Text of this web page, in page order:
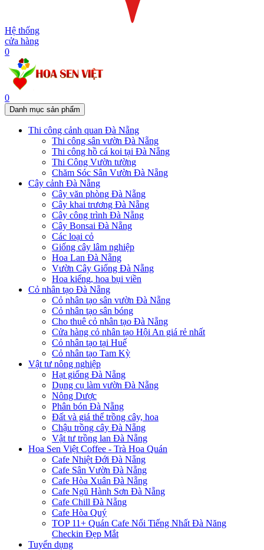
Hệ thống
cửa hàng
0
0
Danh mục sản phẩm
Thi công cảnh quan Đà Nẵng
Thi công sân vườn Đà Nẵng
Thi công hồ cá koi tại Đà Nẵng
Thi Công Vườn tường
Chăm Sóc Sân Vườn Đà Nẵng
Cây cảnh Đà Nẵng
Cây văn phòng Đà Nẵng
Cây khai trương Đà Nẵng
Cây công trình Đà Nẵng
Cây Bonsai Đà Nẵng
Các loại cỏ
Giống cây lâm nghiệp
Hoa Lan Đà Nẵng
Vườn Cây Giống Đà Nẵng
Hoa kiểng, hoa bụi viền
Cỏ nhân tạo Đà Nẵng
Cỏ nhân tạo sân vườn Đà Nẵng
Cỏ nhân tạo sân bóng
Cho thuê cỏ nhân tạo Đà Nẵng
Cửa hàng cỏ nhân tạo Hội An giá rẻ nhất
Cỏ nhân tạo tại Huế
Cỏ nhân tạo Tam Kỳ
Vật tư nông nghiệp
Hạt giống Đà Nẵng
Dụng cụ làm vườn Đà Nẵng
Nông Dược
Phân bón Đà Nẵng
Đất và giá thể trồng cây, hoa
Chậu trồng cây Đà Nẵng
Vật tư trồng lan Đà Nẵng
Hoa Sen Việt Coffee - Trà Hoa Quán
Cafe Nhiệt Đới Đà Nẵng
Cafe Sân Vườn Đà Nẵng
Cafe Hòa Xuân Đà Nẵng
Cafe Ngũ Hành Sơn Đà Nẵng
Cafe Chill Đà Nẵng
Cafe Hòa Quý
TOP 11+ Quán Cafe Nổi Tiếng Nhất Đà Năng
Checkin Đẹp Mắt
Tuyển dụng